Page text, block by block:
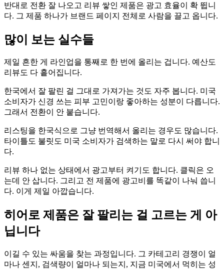
반대로 전환 잘 나오고 리뷰 쌓인 제품은 광고 효율이 확 뜁니
다. 그 제품 하나가 브랜드 페이지 전체로 사람을 끌고 옵니다.
많이 보는 실수들
제일 흔한 게 라인업을 통째로 한 번에 올리는 겁니다. 예산도
리뷰도 다 흩어집니다.
한국에서 잘 팔린 걸 그대로 가져가는 것도 자주 봅니다. 미국
소비자가 신경 쓰는 피부 고민이랑 좋아하는 성분이 다릅니다.
그래서 전환이 안 붙습니다.
리스팅을 한국식으로 그냥 번역해서 올리는 경우도 많습니다.
타이틀도 불릿도 미국 소비자가 검색하는 말로 다시 써야 합니
다.
리뷰 하나 없는 상태에서 광고부터 켜기도 합니다. 클릭은 오
는데 안 삽니다. 그리고 전 제품에 광고비를 똑같이 나눠 씁니
다. 이게 제일 아깝습니다.
히어로 제품은 잘 팔리는 걸 고르는 게 아
닙니다
이길 수 있는 싸움을 찾는 과정입니다. 그 카테고리 경쟁이 얼
마나 센지, 검색량이 얼마나 되는지, 지금 미국에서 먹히는 성